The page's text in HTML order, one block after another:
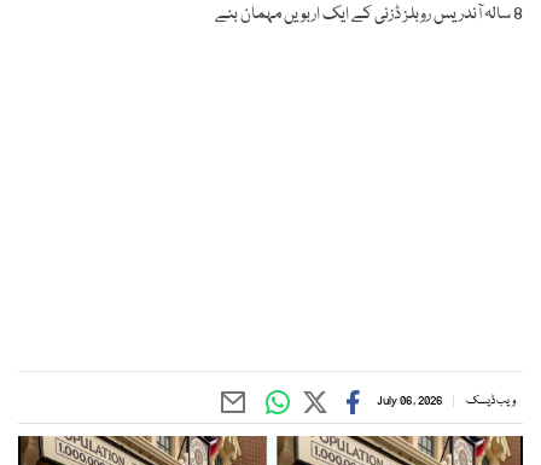
8 سالہ آندریس روبلز ڈزنی کے ایک اربویں مہمان بنے
ویب ڈیسک July 06, 2026